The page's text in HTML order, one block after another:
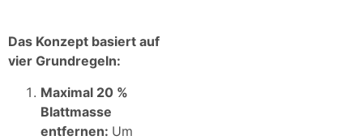
Das Konzept basiert auf
vier Grundregeln:
Maximal 20 %
Blattmasse
entfernen: Um